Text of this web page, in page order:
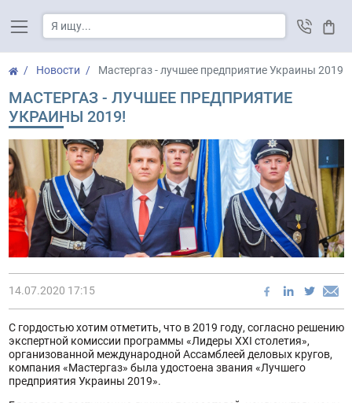
Новости Мастергаз - лучшее предприятие Украины 2019!
МАСТЕРГАЗ - ЛУЧШЕЕ ПРЕДПРИЯТИЕ
УКРАИНЫ 2019!
14.07.2020 17:15
С гордостью хотим отметить, что в 2019 году, согласно решению
экспертной комиссии программы «Лидеры XXI столетия»,
организованной международной Ассамблеей деловых кругов,
компания «Мастергаз» была удостоена звания «Лучшего
предприятия Украины 2019».